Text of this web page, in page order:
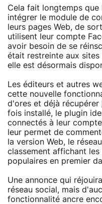
Cela fait longtemps que
intégrer le module de
leurs pages Web, de
utilisent leur compte
avoir besoin de se
était restreinte aux sites
elle est désormais
Les éditeurs et autres
cette nouvelle
d'ores et déjà récupérer
fois installé, le plugin
connectés à leur
leur permet de
la version Web, le
classement affichant
populaires en premier
Une annonce qui
réseau social, mais
fonctionnalité ancre